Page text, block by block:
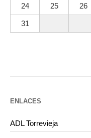
24 25 26
31
ENLACES
ADL Torrevieja